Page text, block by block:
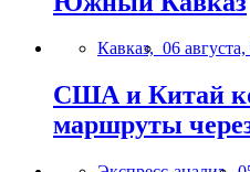
Кавказ, 06
США и Китай
маршруты